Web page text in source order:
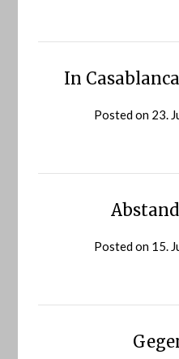
In
Posted on 23.
Posted on 15.